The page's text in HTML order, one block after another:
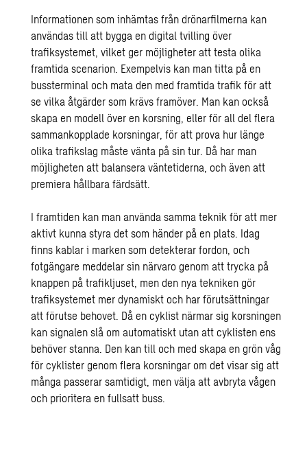
Informationen som inhämtas från drönarfilmerna kan
användas till att bygga en digital tvilling över
trafiksystemet, vilket ger möjligheter att testa olika
framtida scenarion. Exempelvis kan man titta på en
bussterminal och mata den med framtida trafik för att
se vilka åtgärder som krävs framöver. Man kan också
skapa en modell över en korsning, eller för all del flera
sammankopplade korsningar, för att prova hur länge
olika trafikslag måste vänta på sin tur. Då har man
möjligheten att balansera väntetiderna, och även att
premiera hållbara färdsätt.
I framtiden kan man använda samma teknik för att mer
aktivt kunna styra det som händer på en plats. Idag
finns kablar i marken som detekterar fordon, och
fotgängare meddelar sin närvaro genom att trycka på
knappen på trafikljuset, men den nya tekniken gör
trafiksystemet mer dynamiskt och har förutsättningar
att förutse behovet. Då en cyklist närmar sig korsningen
kan signalen slå om automatiskt utan att cyklisten ens
behöver stanna. Den kan till och med skapa en grön våg
för cyklister genom flera korsningar om det visar sig att
många passerar samtidigt, men välja att avbryta vågen
och prioritera en fullsatt buss.